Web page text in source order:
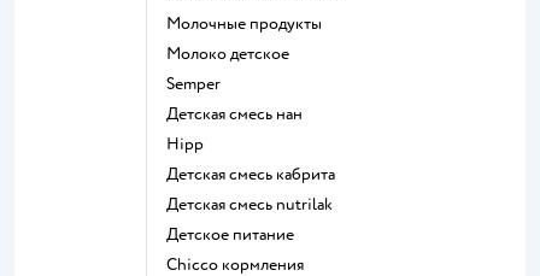
молочные продукты
молоко детское
semper
детская смесь нан
hipp
детская смесь кабрита
детская смесь nutrilak
детское питание
chicco кормления